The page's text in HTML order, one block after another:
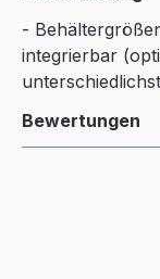
-
integrierbar
Bewertungen